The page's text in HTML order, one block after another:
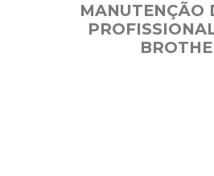
MANUTENÇÃO